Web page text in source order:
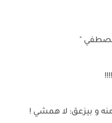
"
و بيزعق: لا همشي !